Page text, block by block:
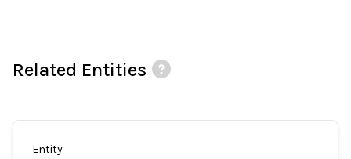
Related Entities
Entity